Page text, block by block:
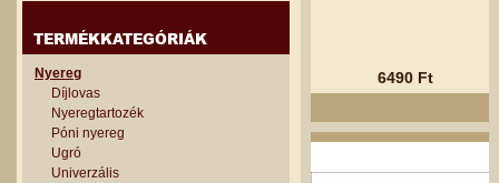
TERMÉKKATEGÓRIÁK
Nyereg
Díjlovas
Nyeregtartozék
Póni nyereg
Ugró
Univerzális
6490 Ft